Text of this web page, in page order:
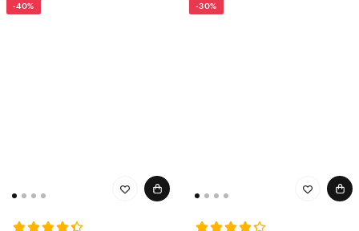
-40% -30%